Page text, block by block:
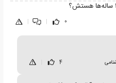
0
|
|
4